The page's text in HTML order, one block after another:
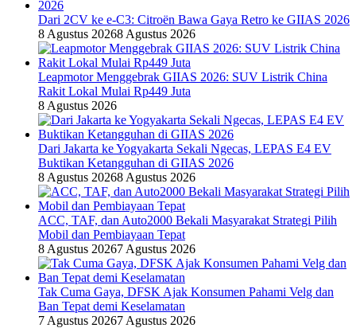
Dari 2CV ke e-C3: Citroën Bawa Gaya Retro ke GIIAS 2026
8 Agustus 20268 Agustus 2026
Leapmotor Menggebrak GIIAS 2026: SUV Listrik China
Rakit Lokal Mulai Rp449 Juta
8 Agustus 2026
Dari Jakarta ke Yogyakarta Sekali Ngecas, LEPAS E4 EV
Buktikan Ketangguhan di GIIAS 2026
8 Agustus 20268 Agustus 2026
ACC, TAF, dan Auto2000 Bekali Masyarakat Strategi Pilih
Mobil dan Pembiayaan Tepat
8 Agustus 20267 Agustus 2026
Tak Cuma Gaya, DFSK Ajak Konsumen Pahami Velg dan
Ban Tepat demi Keselamatan
7 Agustus 20267 Agustus 2026